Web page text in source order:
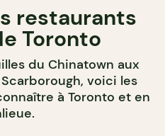
restaurants
Toronto
du Chinatown aux
voici les
à Toronto et en